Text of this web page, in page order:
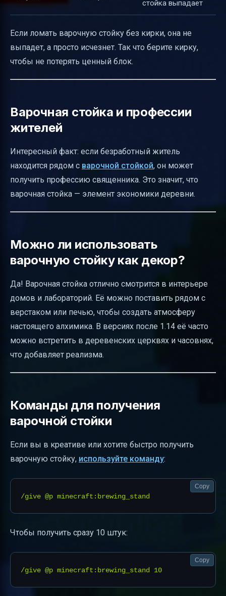
стойка выпадает
Если ломать варочную стойку без кирки, она не
выпадет, а просто исчезнет. Так что берите кирку,
чтобы не потерять ценный блок.
Варочная стойка и профессии
жителей
Интересный факт: если безработный житель
находится рядом с варочной стойкой, он может
получить профессию священника. Это значит, что
варочная стойка — элемент экономики деревни.
Можно ли использовать
варочную стойку как декор?
Да! Варочная стойка отлично смотрится в интерьере
домов и лабораторий. Её можно поставить рядом с
верстаком или печью, чтобы создать атмосферу
настоящего алхимика. В версиях после 1.14 её часто
можно встретить в деревенских церквях и часовнях,
что добавляет реализма.
Команды для получения
варочной стойки
Если вы в креативе или хотите быстро получить
варочную стойку, используйте команду:
Copy
Чтобы получить сразу 10 штук:
Copy